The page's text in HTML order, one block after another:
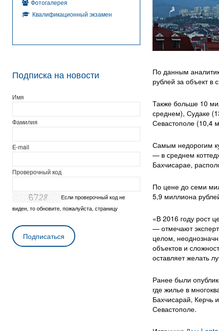
По данным
рублей за объект
Также больше 10
среднем), Судаке
Севастополе (10,4
Самым недорогим
— в среднем
Бахчисарае,
По цене до семи
5,9 миллиона
«В 2016 году рост
— отмечают
целом,
объектов и
оставляет желать
Ранее были
где жилье в
Бахчисарай, Керчь
Севастополе.
Фотогалерея
Квалификационный экзамен
Подписка на новости
Имя
Фамилия
E-mail
Проверочный код
Если проверочный код не
виден, то обновите, пожалуйста, страницу